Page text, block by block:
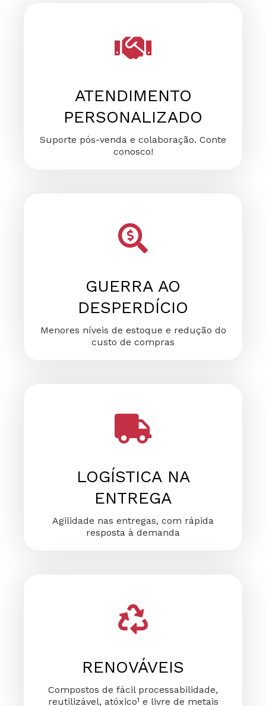
ATENDIMENTO
PERSONALIZADO
Suporte pós-venda e colaboração. Conte
conosco!
GUERRA AO
DESPERDÍCIO
Menores níveis de estoque e redução do
custo de compras
LOGÍSTICA NA
ENTREGA
Agilidade nas entregas, com rápida
resposta à demanda
RENOVÁVEIS
Compostos de fácil processabilidade,
reutilizável, atóxico¹ e livre de metais